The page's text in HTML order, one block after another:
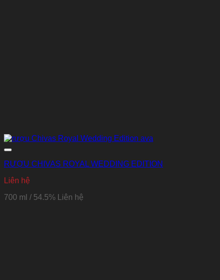
RƯỢU CHIVAS ROYAL WEDDING EDITION
Liên hệ
700 ml / 54.5% Liên hệ